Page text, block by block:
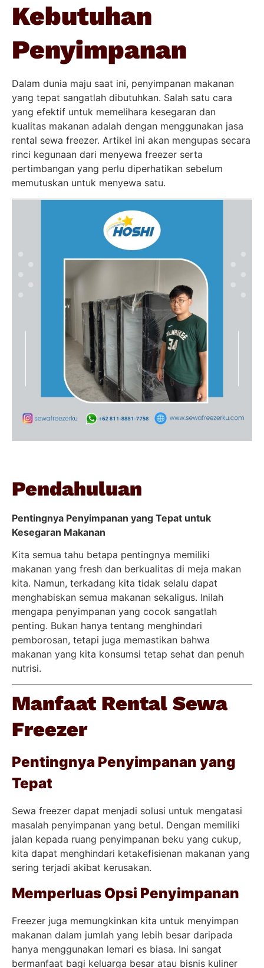
Kebutuhan
Penyimpanan
Dalam dunia maju saat ini, penyimpanan makanan
yang tepat sangatlah dibutuhkan. Salah satu cara
yang efektif untuk memelihara kesegaran dan
kualitas makanan adalah dengan menggunakan jasa
rental sewa freezer. Artikel ini akan mengupas secara
rinci kegunaan dari menyewa freezer serta
pertimbangan yang perlu diperhatikan sebelum
memutuskan untuk menyewa satu.
Pendahuluan
Pentingnya Penyimpanan yang Tepat untuk
Kesegaran Makanan
Kita semua tahu betapa pentingnya memiliki
makanan yang fresh dan berkualitas di meja makan
kita. Namun, terkadang kita tidak selalu dapat
menghabiskan semua makanan sekaligus. Inilah
mengapa penyimpanan yang cocok sangatlah
penting. Bukan hanya tentang menghindari
pemborosan, tetapi juga memastikan bahwa
makanan yang kita konsumsi tetap sehat dan penuh
nutrisi.
Manfaat Rental Sewa
Freezer
Pentingnya Penyimpanan yang
Tepat
Sewa freezer dapat menjadi solusi untuk mengatasi
masalah penyimpanan yang betul. Dengan memiliki
jalan kepada ruang penyimpanan beku yang cukup,
kita dapat menghindari ketakefisienan makanan yang
sering terjadi akibat kerusakan.
Memperluas Opsi Penyimpanan
Freezer juga memungkinkan kita untuk menyimpan
makanan dalam jumlah yang lebih besar daripada
hanya menggunakan lemari es biasa. Ini sangat
bermanfaat bagi keluarga besar atau bisnis kuliner